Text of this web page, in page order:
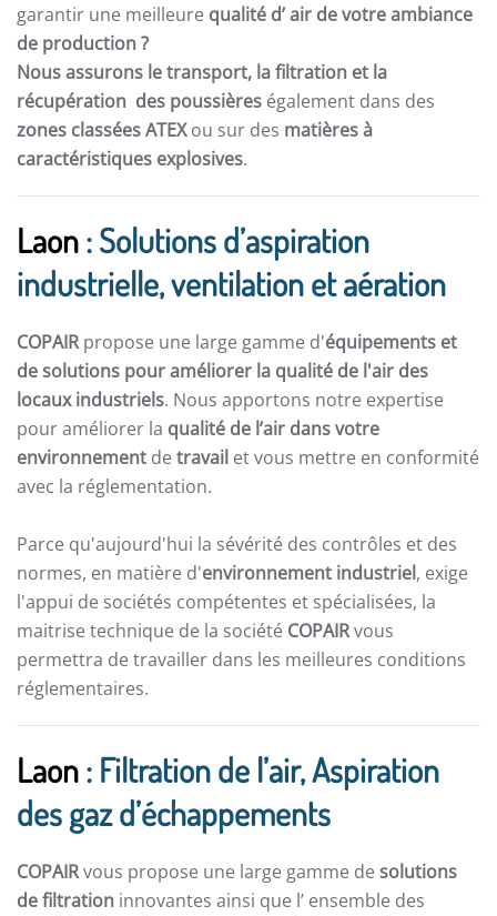
garantir une meilleure qualité d’ air de votre ambiance
de production ?
Nous assurons le transport, la filtration et la
récupération des poussières également dans des
zones classées ATEXou sur des matières à
caractéristiques explosives.
Laon: Solutions d’aspiration
industrielle, ventilation et aération
COPAIRpropose une large gamme d'équipements et
de solutions pour améliorer la qualité de l'air des
locaux industriels. Nous apportons notre expertise
pour améliorer la qualité de l’air dans votre
environnement de travail et vous mettre en conformité
avec la réglementation.
Parce qu'aujourd'hui la sévérité des contrôles et des
normes, en matière d'environnement industriel, exige
l'appui de sociétés compétentes et spécialisées, la
maitrise technique de la société COPAIRvous
permettra de travailler dans les meilleures conditions
réglementaires.
Laon: Filtration de l’air, Aspiration
des gaz d’échappements
COPAIRvous propose une large gamme de solutions
de filtration innovantes ainsi que l’ ensemble des